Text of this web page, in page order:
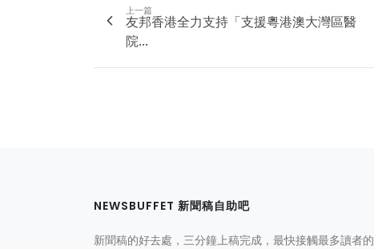
上一篇
友邦香港全力支持「支援粵港澳大灣區醫
院...
NEWSBUFFET 新聞稿自助吧
新聞稿的好去處，三分鐘上稿完成，最快接觸最多讀者的